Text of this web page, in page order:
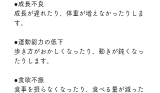
●成長不良
成長が遅れたり、体重が増えなかったりしま
す。
●運動能力の低下
歩き方がおかしくなったり、動きが鈍くなっ
たりします。
●食欲不振
食事を摂らなくなったり、食べる量が減った